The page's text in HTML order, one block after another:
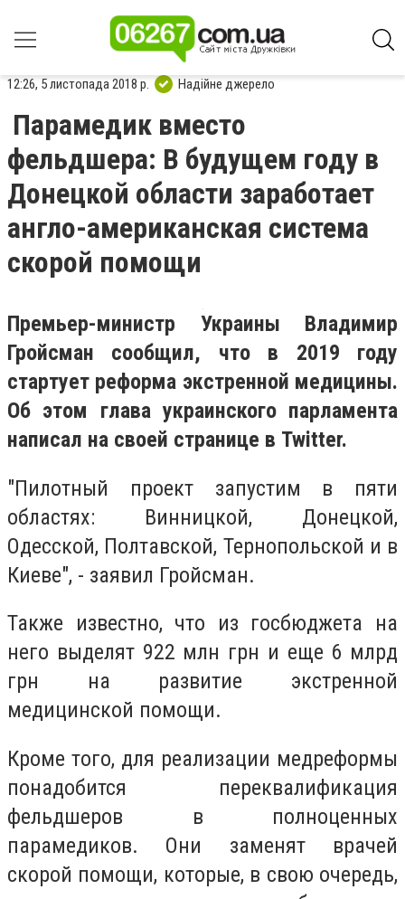
12:26, 5 листопада 2018 р. Надійне джерело
Парамедик вместо
фельдшера: В будущем году в
Донецкой области заработает
англо-американская система
скорой помощи
Премьер-министр Украины Владимир
Гройсман сообщил, что в 2019 году
стартует реформа экстренной медицины.
Об этом глава украинского парламента
написал на своей странице в Twitter.
"Пилотный проект запустим в пяти
областях: Винницкой, Донецкой,
Одесской, Полтавской, Тернопольской и в
Киеве", - заявил Гройсман.
Также известно, что из госбюджета на
него выделят 922 млн грн и еще 6 млрд
грн на развитие экстренной
медицинской помощи.
Кроме того, для реализации медреформы
понадобится переквалификация
фельдшеров в полноценных
парамедиков. Они заменят врачей
скорой помощи, которые, в свою очередь,